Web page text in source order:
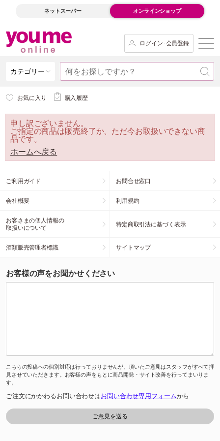
ネットスーパー オンラインショップ
ログイン･会員登録
カテゴリー
お気に入り 購入履歴
申し訳ございません。
ご指定の商品は販売終了か、ただ今お取扱いできない商
品です。
ホームへ戻る
ご利用ガイド お問合せ窓口
会社概要 利用規約
お客さまの個人情報の
取扱いについて
特定商取引法に基づく表示
酒類販売管理者標識 サイトマップ
お客様の声をお聞かせください
こちらの投稿への個別対応は行っておりませんが、頂いたご意見はスタッフがすべて拝
見させていただきます。お客様の声をもとに商品開発・サイト改善を行ってまいりま
す。
ご注文にかかわるお問い合わせはお問い合わせ専用フォームから